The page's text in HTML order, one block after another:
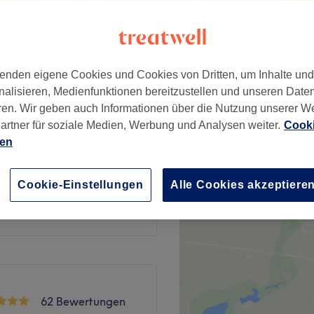
50 €
90 €
62 Bewertungen
eigene Cookies und Cookies von Dritten, um Inhalte
Medienfunktionen bereitzustellen und unseren
Wir geben auch Informationen über die Nutzung unserer
für soziale Medien, Werbung und Analysen weiter.
Cookie-Einstellungen Alle Cookies akzeptieren